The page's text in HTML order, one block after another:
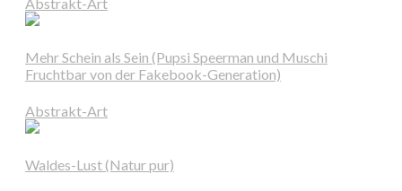
Mehr Schein als Sein (Pupsi Speerman und Muschi
Fruchtbar von der Fakebook-Generation)
Abstrakt-Art
Waldes-Lust (Natur pur)